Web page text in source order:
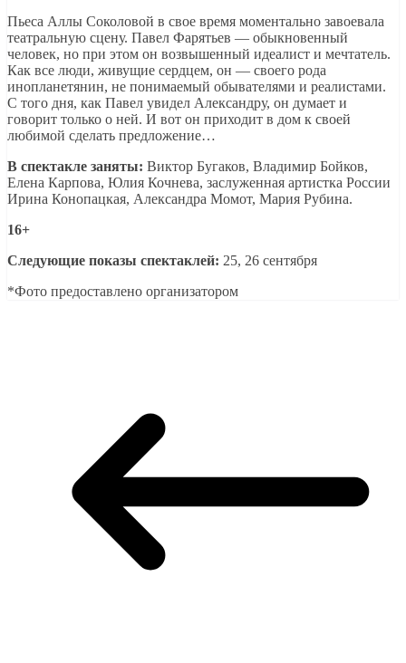
Пьеса Аллы Соколовой в свое время моментально завоевала
театральную сцену. Павел Фарятьев — обыкновенный
человек, но при этом он возвышенный идеалист и мечтатель.
Как все люди, живущие сердцем, он — своего рода
инопланетянин, не понимаемый обывателями и реалистами.
С того дня, как Павел увидел Александру, он думает и
говорит только о ней. И вот он приходит в дом к своей
любимой сделать предложение…
В спектакле заняты: Виктор Бугаков, Владимир Бойков,
Елена Карпова, Юлия Кочнева, заслуженная артистка России
Ирина Конопацкая, Александра Момот, Мария Рубина.
16+
Следующие показы спектаклей: 25, 26 сентября
*Фото предоставлено организатором